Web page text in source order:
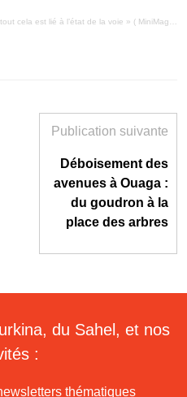
cela est lié à l’état de la voie » ( MiniMag 2/6/21)
Publication suivante
Déboisement des
avenues à Ouaga :
du goudron à la
place des arbres
du Sahel, et nos
:
thématiques